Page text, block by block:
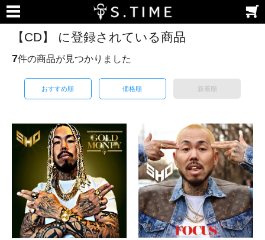
【CD】 に登録されている商品
7件の商品が見つかりました
おすすめ順 価格順 新着順